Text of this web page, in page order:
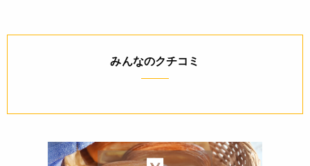
みんなのクチコミ